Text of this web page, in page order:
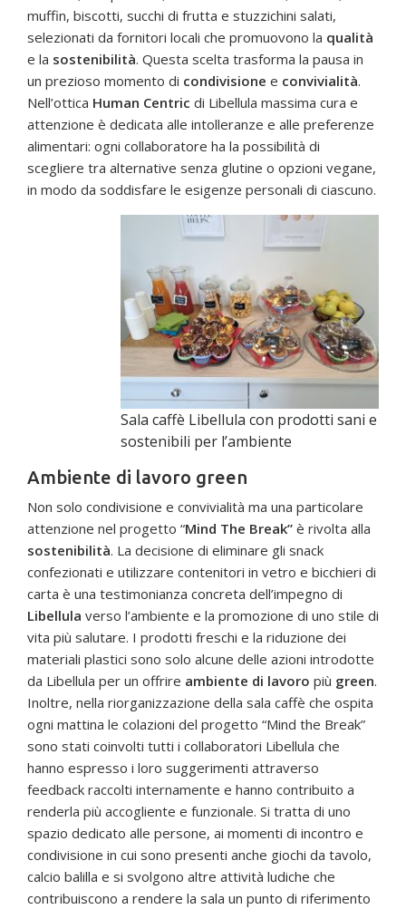
muffin, biscotti, succhi di frutta e stuzzichini salati,
selezionati da fornitori locali che promuovono la qualità
e la sostenibilità. Questa scelta trasforma la pausa in
un prezioso momento di condivisione e convivialità.
Nell’ottica Human Centric di Libellula massima cura e
attenzione è dedicata alle intolleranze e alle preferenze
alimentari: ogni collaboratore ha la possibilità di
scegliere tra alternative senza glutine o opzioni vegane,
in modo da soddisfare le esigenze personali di ciascuno.
Sala caffè Libellula con prodotti sani e
sostenibili per l’ambiente
Ambiente di lavoro green
Non solo condivisione e convivialità ma una particolare
attenzione nel progetto “Mind The Break” è rivolta alla
sostenibilità. La decisione di eliminare gli snack
confezionati e utilizzare contenitori in vetro e bicchieri di
carta è una testimonianza concreta dell’impegno di
Libellula verso l’ambiente e la promozione di uno stile di
vita più salutare. I prodotti freschi e la riduzione dei
materiali plastici sono solo alcune delle azioni introdotte
da Libellula per un offrire ambiente di lavoro più green.
Inoltre, nella riorganizzazione della sala caffè che ospita
ogni mattina le colazioni del progetto “Mind the Break”
sono stati coinvolti tutti i collaboratori Libellula che
hanno espresso i loro suggerimenti attraverso
feedback raccolti internamente e hanno contribuito a
renderla più accogliente e funzionale. Si tratta di uno
spazio dedicato alle persone, ai momenti di incontro e
condivisione in cui sono presenti anche giochi da tavolo,
calcio balilla e si svolgono altre attività ludiche che
contribuiscono a rendere la sala un punto di riferimento